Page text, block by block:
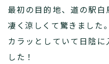
最初の目的地、道の駅
凄く涼しくて驚きました。
カラッとしていて日陰
した！